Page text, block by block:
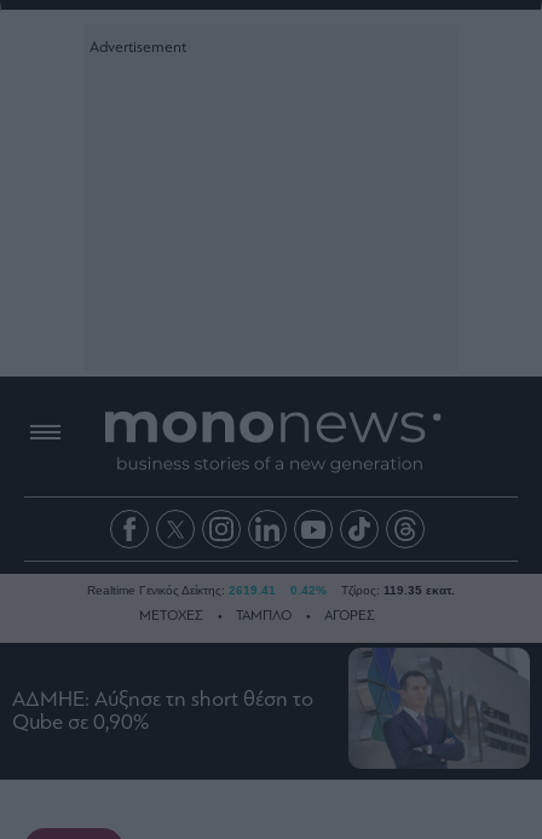
Ειδήσεις
Business
Realtime Γενικός Δείκτης: 2619.41 0.42% Τζίρος: 119.35 εκατ.
ΜΕΤΟΧΕΣ ΤΑΜΠΛΟ ΑΓΟΡΕΣ
ΑΔΜΗΕ: Αύξησε τη short θέση το
Qube σε 0,90%